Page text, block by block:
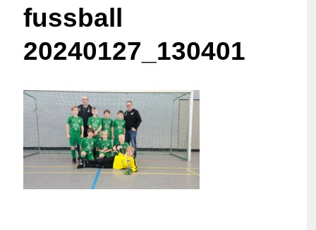
fussball
20240127_130401